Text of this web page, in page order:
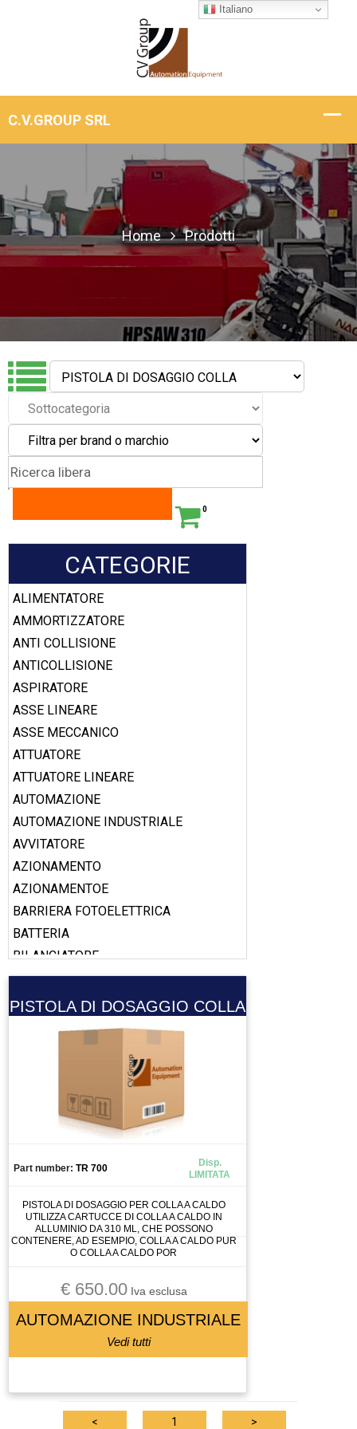
Home Prodotti
0
CATEGORIE
ALIMENTATORE
AMMORTIZZATORE
ANTI COLLISIONE
ANTICOLLISIONE
ASPIRATORE
ASSE LINEARE
ASSE MECCANICO
ATTUATORE
ATTUATORE LINEARE
AUTOMAZIONE
AUTOMAZIONE INDUSTRIALE
AVVITATORE
AZIONAMENTO
AZIONAMENTOE
BARRIERA FOTOELETTRICA
BATTERIA
BILANCIATORE
BOBINA
BOOSTER
CANALIZZAZIONE
CAPICORDA
CAVO
CELLA DI CARICO
CENTRALINA
CHILLER
CHIUSURA PNEUMATICA
CHIUSURA PNEUMATICAA
CIABATTA DI CONNESSIONE
CIRCUITO STAMPATO
PISTOLA DI DOSAGGIO COLLA
Part number: TR 700
Disp.
LIMITATA
PISTOLA DI DOSAGGIO PER COLLA A CALDO
UTILIZZA CARTUCCE DI COLLA A CALDO IN
ALLUMINIO DA 310 ML, CHE POSSONO
CONTENERE, AD ESEMPIO, COLLA A CALDO PUR
O COLLA A CALDO POR
€ 650.00Iva esclusa
AUTOMAZIONE INDUSTRIALE
Vedi tutti
< 1 >
Italiano